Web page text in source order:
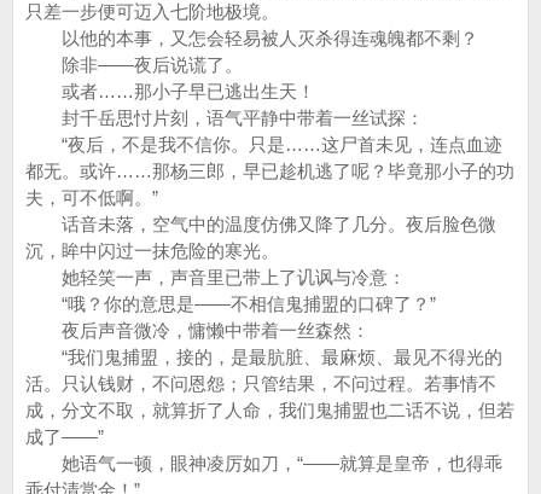
只差一步便可迈入七阶地极境。
以他的本事，又怎会轻易被人灭杀得连魂魄都不剩？
除非——夜后说谎了。
或者……那小子早已逃出生天！
封千岳思忖片刻，语气平静中带着一丝试探：
“夜后，不是我不信你。只是……这尸首未见，连点血迹
都无。或许……那杨三郎，早已趁机逃了呢？毕竟那小子的功
夫，可不低啊。”
话音未落，空气中的温度仿佛又降了几分。夜后脸色微
沉，眸中闪过一抹危险的寒光。
她轻笑一声，声音里已带上了讥讽与冷意：
“哦？你的意思是——不相信鬼捕盟的口碑了？”
夜后声音微冷，慵懒中带着一丝森然：
“我们鬼捕盟，接的，是最肮脏、最麻烦、最见不得光的
活。只认钱财，不问恩怨；只管结果，不问过程。若事情不
成，分文不取，就算折了人命，我们鬼捕盟也二话不说，但若
成了——”
她语气一顿，眼神凌厉如刀，“——就算是皇帝，也得乖
乖付清赏金！”